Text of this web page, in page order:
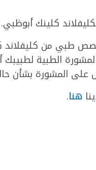
طبي من كليفلاند
الطبية لطبيبك
على المشورة بشأن
هنا.